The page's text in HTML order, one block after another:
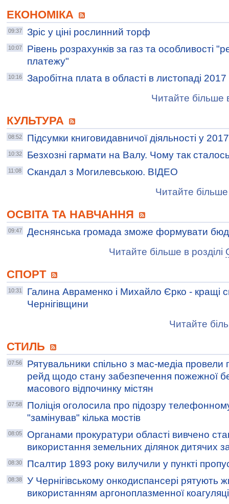
ЕКОНОМІКА
09:37 Зріс у ціні рослинний торф
10:07
Рівень розрахунків за газ та особливості
платежу"
10:16
Заробітна плата в області в листопаді
Читайте більше
КУЛЬТУРА
08:52 Підсумки книговидавничої діяльності у
10:32 Безхозні гармати на Валу. Чому так
11:08
Скандал з Могилевською. ВІДЕО
Читайте більше
ОСВІТА ТА НАВЧАННЯ
09:47
Деснянська громада зможе формувати
Читайте більше в розділі
СПОРТ
10:31
Галина Авраменко і Михайло Єрко - кращі
Чернігівщини
Читайте
СТИЛЬ
07:56
Рятувальники спільно з мас-медіа провели
рейд щодо стану забезпечення пожежної
масового відпочинку містян
07:58
Поліція оголосила про підозру
"замінував" кілька мостів
08:05
Органами прокуратури області вивчено
використання земельних ділянок дитячих
08:30 Псалтир 1893 року вилучили у пункті
08:38
У Чернігівському онкодиспансері рятують
використанням аргоноплазменної